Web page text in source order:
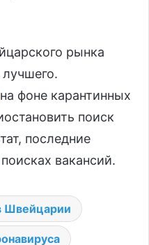
рынка
на фоне карантинных
поиск
последние
вакансий.
Швейцарии